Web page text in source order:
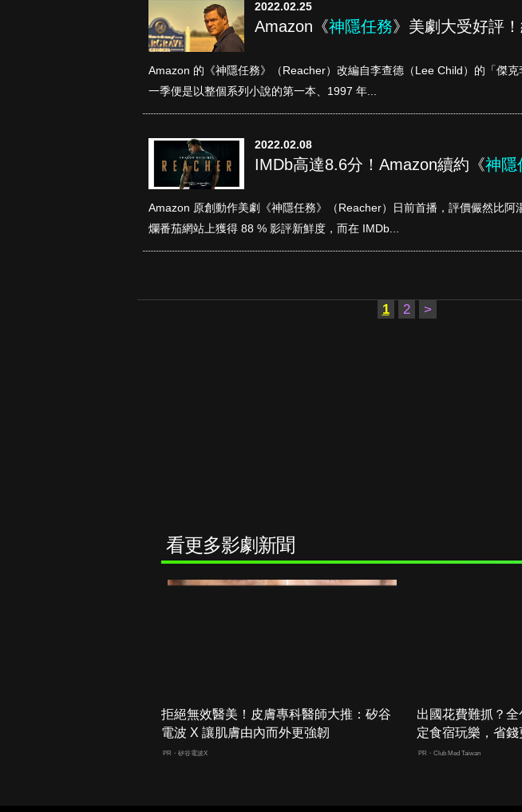
2022.02.25
Amazon《神隱任務》美劇大受好評
Amazon 的《神隱任務》（Reacher）改編自李查德（Lee Child）的「傑
一季便是以整個系列小說的第一本、1997 年...
2022.02.08
IMDb高達8.6分！Amazon續約《神隱
Amazon 原創動作美劇《神隱任務》（Reacher）日前首播，評價儼然比阿
爛番茄網站上獲得 88 % 影評新鮮度，而在 IMDb...
1 2 >
看更多影劇新聞
拒絕無效醫美！皮膚專科醫師大推：矽谷
電波 X 讓肌膚由內而外更強韌
PR・矽谷電波X
出國花費難抓？
定食宿玩樂，省錢
PR・Club Med Taiwan